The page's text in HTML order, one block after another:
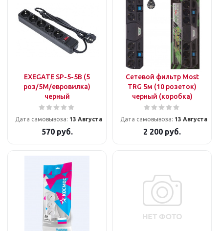
EXEGATE SP-5-5B (5
роз/5М/евровилка)
черный
Дата самовывоза: 13 Августа
570руб.
Сетевой фильтр Most
TRG 5м (10 розеток)
черный (коробка)
Дата самовывоза: 13 Августа
2 200 руб.